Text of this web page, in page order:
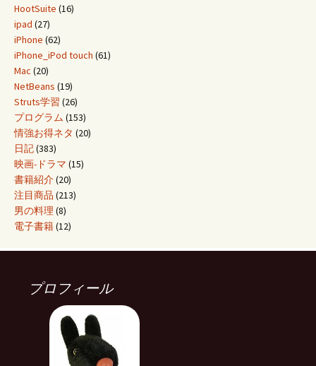
HootSuite (16)
ipad (27)
iPhone (62)
iPhone_iPod touch (61)
Mac (20)
NetBeans (19)
Struts学習 (26)
プログラム (153)
情強お得ネタ (20)
日記(383)
映画-ドラマ (15)
書籍紹介(20)
注目商品 (213)
男の料理 (8)
電子書籍(12)
プロフィール